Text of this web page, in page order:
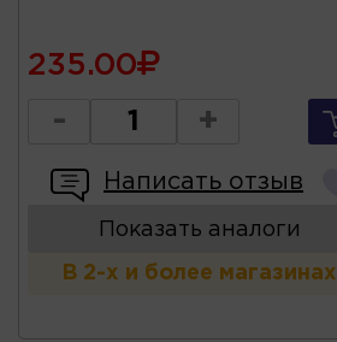
235.00
- +
Написать отзыв
Показать аналоги
В 2-х и более магазинах